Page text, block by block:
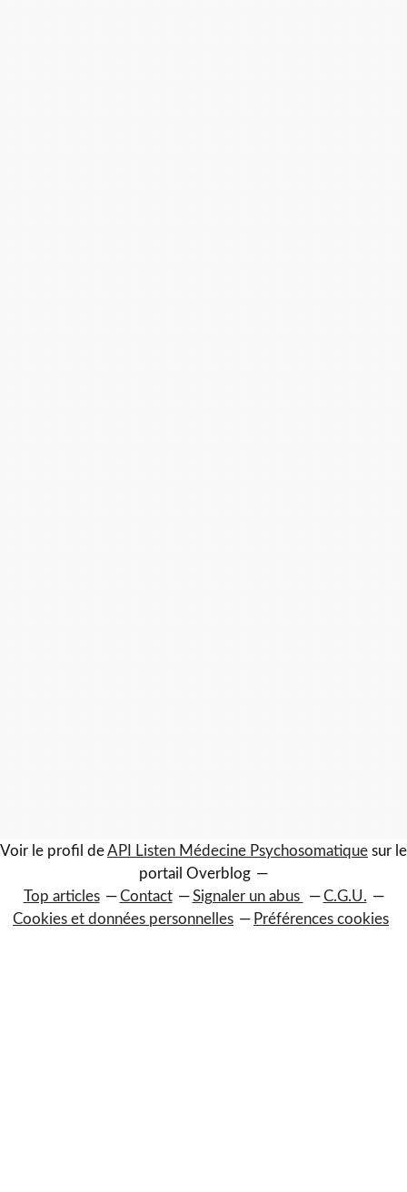
Voir le profil deAPI Listen Médecine Psychosomatique sur le
portail Overblog
Top articles
Contact Signaler un abus
C.G.U.
Cookies et données personnelles
Préférences cookies